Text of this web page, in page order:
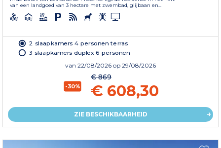
van een landgoed van 3 hectare met zwembad, glijbaan en...
2 slaapkamers 4 personen terras
3 slaapkamers duplex 6 personen
van 22/08/2026 op 29/08/2026
-30%
€ 869
€ 608,30
ZIE BESCHIKBAARHEID